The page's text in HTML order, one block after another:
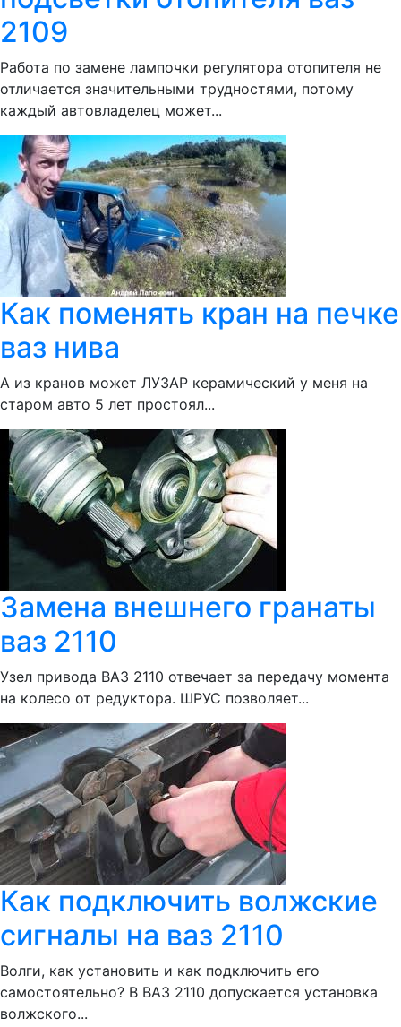
2109
Работа по замене лампочки регулятора отопителя не
отличается значительными трудностями, потому
каждый автовладелец может...
Как поменять кран на печке
ваз нива
А из кранов может ЛУЗАР керамический у меня на
старом авто 5 лет простоял...
Замена внешнего гранаты
ваз 2110
Узел привода ВАЗ 2110 отвечает за передачу момента
на колесо от редуктора. ШРУС позволяет...
Как подключить волжские
сигналы на ваз 2110
Волги, как установить и как подключить его
самостоятельно? В ВАЗ 2110 допускается установка
волжского...